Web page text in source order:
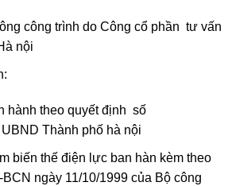
công trình do Công cổ phần tư vấn
nội
hành theo quyết định số
Thành phố hà nội
biến thế điện lực ban hàn kèm theo
ngày 11/10/1999 của Bộ công